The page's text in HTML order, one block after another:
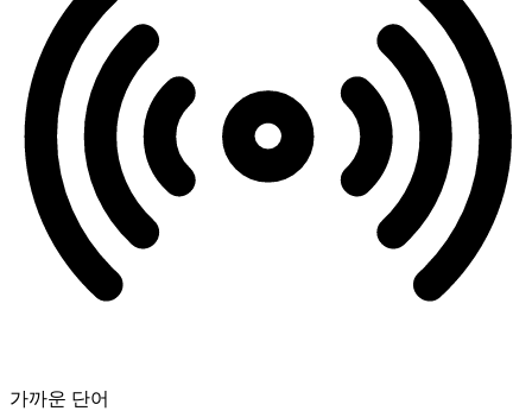
가까운 단어